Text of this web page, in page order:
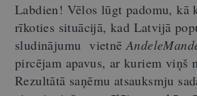
Labdien! Vēlos lūgt padomu,
rīkoties situācijā, kad Latvijā
sludinājumu vietnē
pircējam apavus, ar kuriem viņš
Rezultātā saņēmu atsauksmju